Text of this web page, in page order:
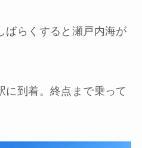
ばらくすると瀬戸内海が
に到着。終点まで乗って